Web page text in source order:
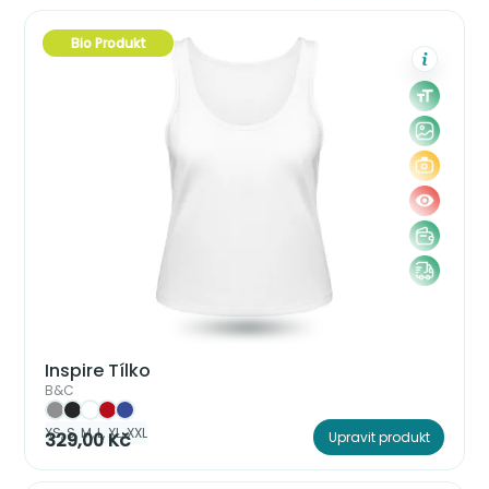
Bio Produkt
Inspire Tílko
B&C
XS, S, M, L, XL, XXL
329,00 Kč Upravit produkt